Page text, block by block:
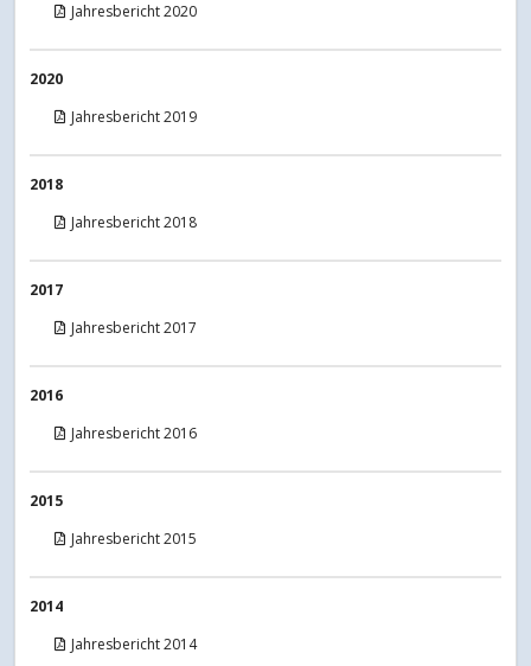
Jahresbericht 2020
2020
Jahresbericht 2019
2018
Jahresbericht 2018
2017
Jahresbericht 2017
2016
Jahresbericht 2016
2015
Jahresbericht 2015
2014
Jahresbericht 2014